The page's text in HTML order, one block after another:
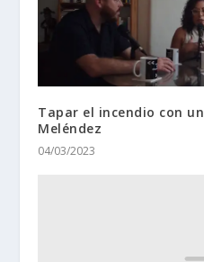
Tapar el incendio con
Meléndez
04/03/2023